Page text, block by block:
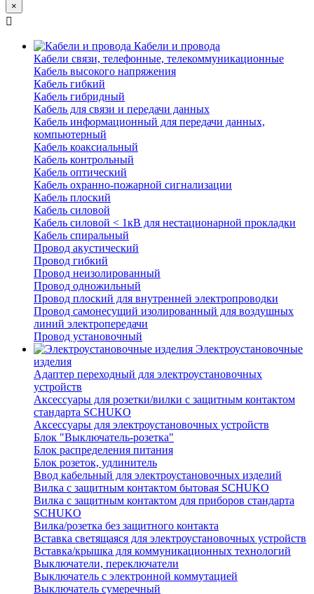
×
Кабели и провода
Кабели связи, телефонные, телекоммуникационные
Кабель высокого напряжения
Кабель гибкий
Кабель гибридный
Кабель для связи и передачи данных
Кабель информационный для передачи данных,
компьютерный
Кабель коаксиальный
Кабель контрольный
Кабель оптический
Кабель охранно-пожарной сигнализации
Кабель плоский
Кабель силовой
Кабель силовой < 1кВ для нестационарной прокладки
Кабель спиральный
Провод акустический
Провод гибкий
Провод неизолированный
Провод одножильный
Провод плоский для внутренней электропроводки
Провод самонесущий изолированный для воздушных
линий электропередачи
Провод установочный
Электроустановочные
изделия
Адаптер переходный для электроустановочных
устройств
Аксессуары для розетки/вилки с защитным контактом
стандарта SCHUKO
Аксессуары для электроустановочных устройств
Блок "Выключатель-розетка"
Блок распределения питания
Блок розеток, удлинитель
Ввод кабельный для электроустановочных изделий
Вилка с защитным контактом бытовая SCHUKO
Вилка с защитным контактом для приборов стандарта
SCHUKO
Вилка/розетка без защитного контакта
Вставка светящаяся для электроустановочных устройств
Вставка/крышка для коммуникационных технологий
Выключатели, переключатели
Выключатель с электронной коммутацией
Выключатель сумеречный